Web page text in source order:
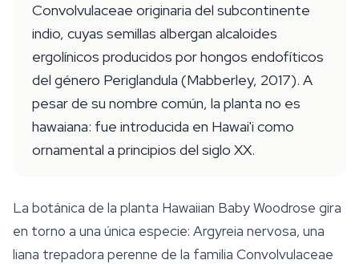
Convolvulaceae originaria del subcontinente
indio, cuyas semillas albergan alcaloides
ergolínicos producidos por hongos endofíticos
del género Periglandula (Mabberley, 2017). A
pesar de su nombre común, la planta no es
hawaiana: fue introducida en Hawai'i como
ornamental a principios del siglo XX.
La botánica de la planta Hawaiian Baby Woodrose gira
en torno a una única especie: Argyreia nervosa, una
liana trepadora perenne de la familia Convolvulaceae